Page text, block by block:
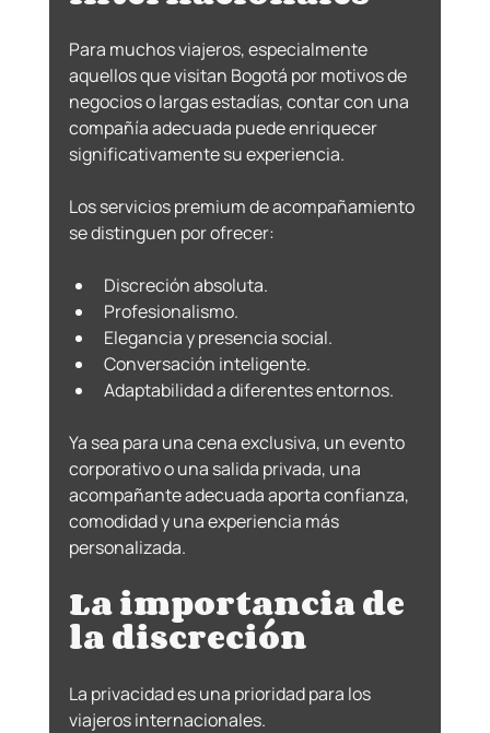
Para muchos viajeros, especialmente
aquellos que visitan Bogotá por motivos de
negocios o largas estadías, contar con una
compañía adecuada puede enriquecer
significativamente su experiencia.
Los servicios premium de acompañamiento
se distinguen por ofrecer:
Discreción absoluta.
Profesionalismo.
Elegancia y presencia social.
Conversación inteligente.
Adaptabilidad a diferentes entornos.
Ya sea para una cena exclusiva, un evento
corporativo o una salida privada, una
acompañante adecuada aporta confianza,
comodidad y una experiencia más
personalizada.
La importancia de
la discreción
La privacidad es una prioridad para los
viajeros internacionales.